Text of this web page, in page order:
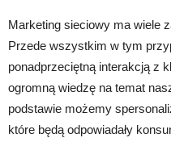
Marketing sieciowy ma wiele
Przede wszystkim w tym
ponadprzeciętną interakcją z
ogromną wiedzę na temat
podstawie możemy
które będą odpowiadały